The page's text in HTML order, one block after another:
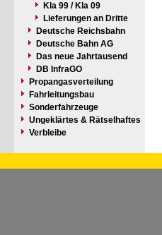
Kla 99 / Kla 09
Lieferungen an Dritte
Deutsche Reichsbahn
Deutsche Bahn AG
Das neue Jahrtausend
DB InfraGO
Propangasverteilung
Fahrleitungsbau
Sonderfahrzeuge
Ungeklärtes & Rätselhaftes
Verbleibe